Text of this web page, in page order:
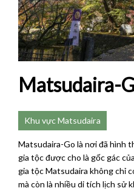
Matsudaira-
Khu vực Matsudaira
Matsudaira-Go là nơi đã hình
gia tộc được cho là gốc gác
gia tộc Matsudaira không chỉ
mà còn là nhiều di tích lịch sử